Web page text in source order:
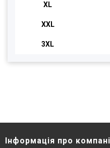
XL
ХХL
3XL
Інформація про